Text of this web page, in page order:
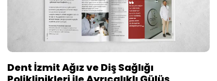
Dent İzmit Ağız ve Diş Sağlığı